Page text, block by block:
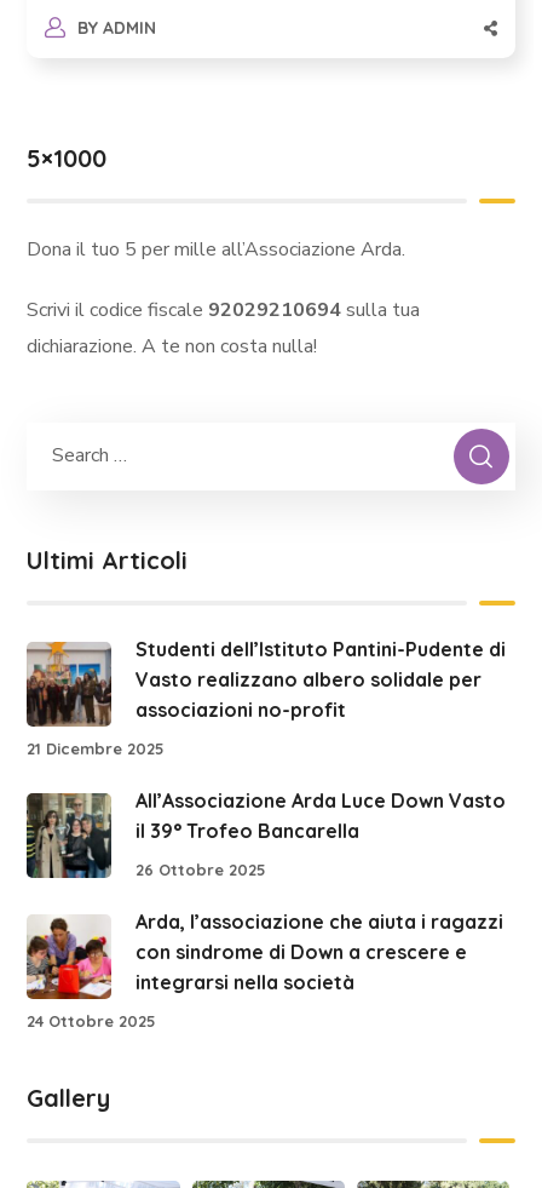
BY ADMIN
5×1000
Dona il tuo 5 per mille all’Associazione Arda.
Scrivi il codice fiscale 92029210694sulla tua
dichiarazione. A te non costa nulla!
Ultimi Articoli
Studenti dell’Istituto Pantini-Pudente di
Vasto realizzano albero solidale per
associazioni no-profit
21 Dicembre 2025
All’Associazione Arda Luce Down Vasto
il 39° Trofeo Bancarella
26 Ottobre 2025
Arda, l’associazione che aiuta i ragazzi
con sindrome di Down a crescere e
integrarsi nella società
24 Ottobre 2025
Gallery